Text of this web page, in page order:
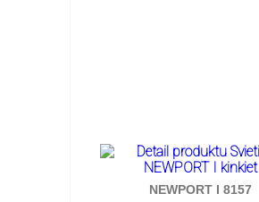
NEWPORT I 8157